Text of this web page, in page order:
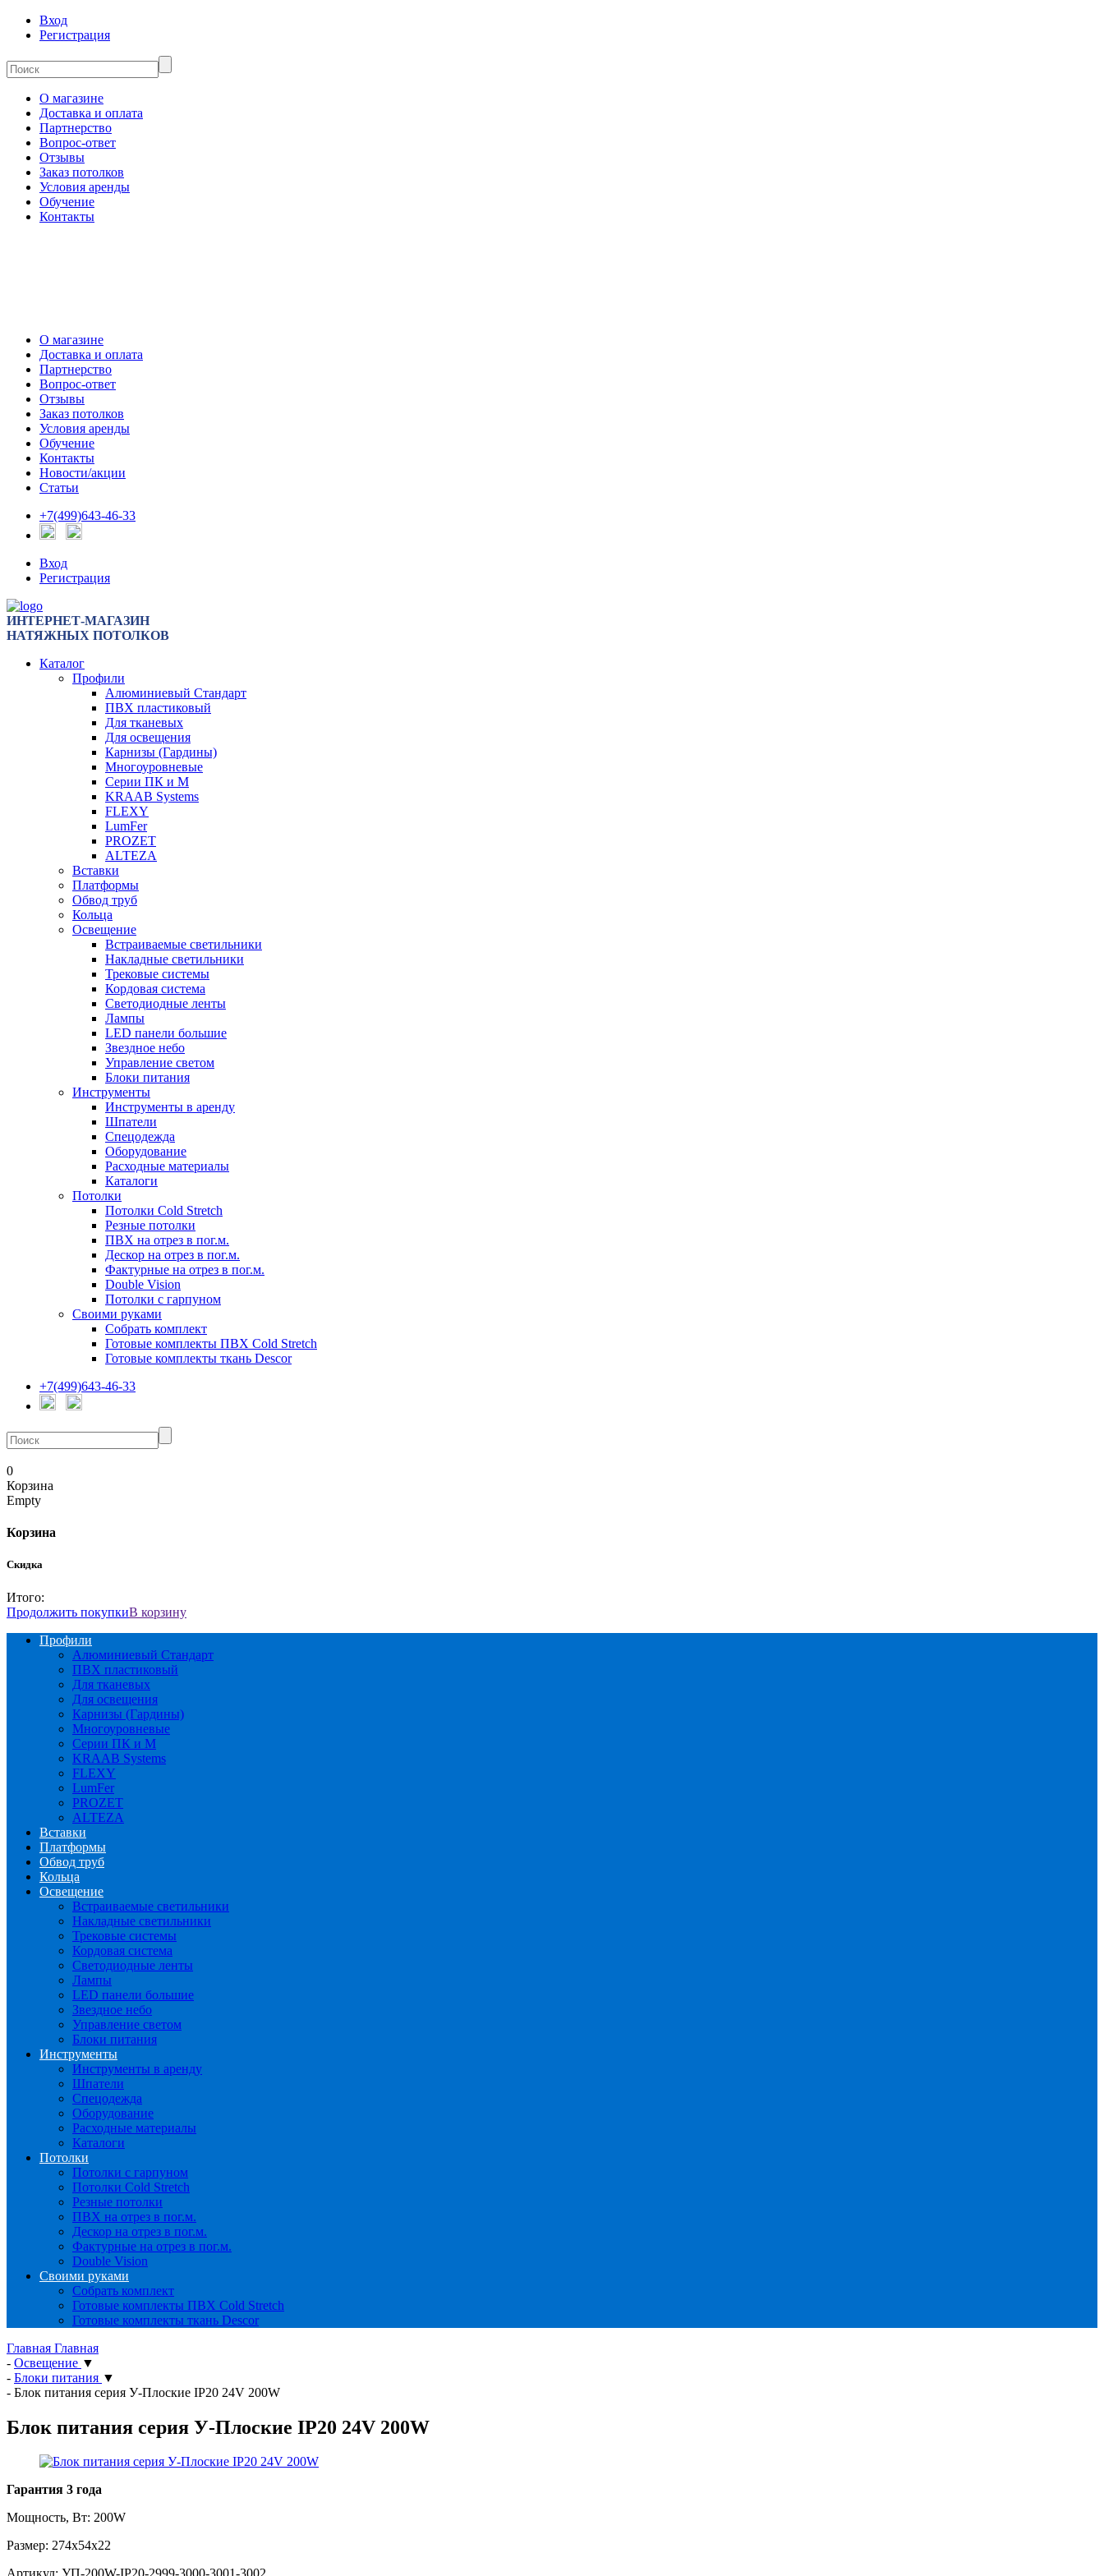
Вход
Регистрация
О магазине
Доставка и оплата
Партнерство
Вопрос-ответ
Отзывы
Заказ потолков
Условия аренды
Обучение
Контакты
О магазине
Доставка и оплата
Партнерство
Вопрос-ответ
Отзывы
Заказ потолков
Условия аренды
Обучение
Контакты
Новости/акции
Статьи
+7(499)643-46-33
Вход
Регистрация
ИНТЕРНЕТ-МАГАЗИН
НАТЯЖНЫХ ПОТОЛКОВ
Каталог
Профили
Алюминиевый Стандарт
ПВХ пластиковый
Для тканевых
Для освещения
Карнизы (Гардины)
Многоуровневые
Серии ПК и М
KRAAB Systems
FLEXY
LumFer
PROZET
ALTEZA
Вставки
Платформы
Обвод труб
Кольца
Освещение
Встраиваемые светильники
Накладные светильники
Трековые системы
Кордовая система
Светодиодные ленты
Лампы
LED панели большие
Звездное небо
Управление светом
Блоки питания
Инструменты
Инструменты в аренду
Шпатели
Спецодежда
Оборудование
Расходные материалы
Каталоги
Потолки
Потолки Cold Stretch
Резные потолки
ПВХ на отрез в пог.м.
Дескор на отрез в пог.м.
Фактурные на отрез в пог.м.
Double Vision
Потолки с гарпуном
Своими руками
Собрать комплект
Готовые комплекты ПВХ Cold Stretch
Готовые комплекты ткань Descor
+7(499)643-46-33
0
Корзина
Empty
Корзина
Скидка
Итого:
Продолжить покупкиВ корзину
Профили
Алюминиевый Стандарт
ПВХ пластиковый
Для тканевых
Для освещения
Карнизы (Гардины)
Многоуровневые
Серии ПК и М
KRAAB Systems
FLEXY
LumFer
PROZET
ALTEZA
Вставки
Платформы
Обвод труб
Кольца
Освещение
Встраиваемые светильники
Накладные светильники
Трековые системы
Кордовая система
Светодиодные ленты
Лампы
LED панели большие
Звездное небо
Управление светом
Блоки питания
Инструменты
Инструменты в аренду
Шпатели
Спецодежда
Оборудование
Расходные материалы
Каталоги
Потолки
Потолки с гарпуном
Потолки Cold Stretch
Резные потолки
ПВХ на отрез в пог.м.
Дескор на отрез в пог.м.
Фактурные на отрез в пог.м.
Double Vision
Своими руками
Собрать комплект
Готовые комплекты ПВХ Cold Stretch
Готовые комплекты ткань Descor
Главная Главная
- Освещение ▼
- Блоки питания ▼
- Блок питания серия У-Плоские IP20 24V 200W
Блок питания серия У-Плоские IP20 24V 200W
Гарантия 3 года
Мощность, Вт: 200W
Размер: 274х54х22